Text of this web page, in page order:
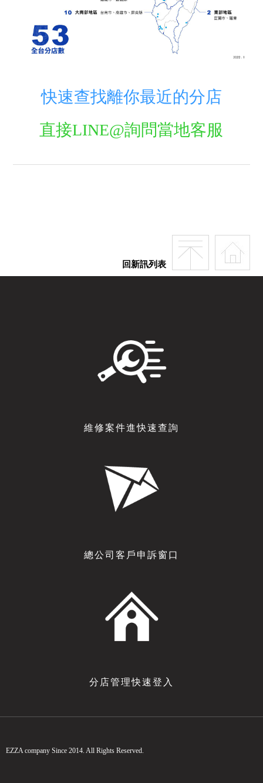
快速查找離你最近的分店
直接LINE@詢問當地客服
回新訊列表
維修案件進快速查詢
總公司客戶申訴窗口
分店管理快速登入
EZZA company Since 2014. All Rights Reserved.